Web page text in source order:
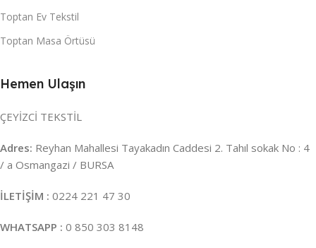
Toptan Ev Tekstil
Toptan Masa Örtüsü
Hemen Ulaşın
ÇEYİZCİ TEKSTİL
Adres: Reyhan Mahallesi Tayakadın Caddesi 2. Tahıl sokak No : 4
/ a Osmangazi / BURSA
İLETİŞİM : 0224 221 47 30
WHATSAPP : 0 850 303 8148